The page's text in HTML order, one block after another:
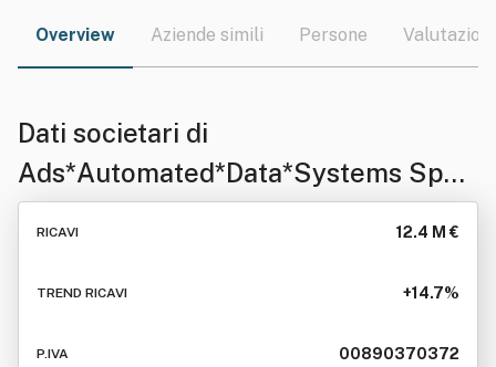
Overview Aziende simili Persone Valutazioni
Dati societari di
Ads*Automated*Data*Systems Spa
(Sistemi Automatizzati Di
RICAVI 12.4 M €
TREND RICAVI +14.7%
P.IVA 00890370372